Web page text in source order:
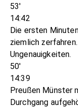
53'
14:42
Die ersten
ziemlich
Ungenauigkeiten.
50'
14:39
Preußen Münster
Durchgang